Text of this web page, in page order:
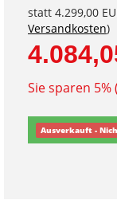
statt 4.299,00
Versandkosten)
Sie sparen 5%
Ausverkauft -